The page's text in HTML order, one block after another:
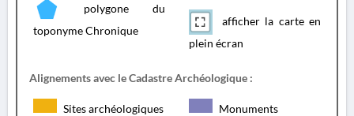
polygone du
toponyme Chronique
afficher la carte en
plein écran
Alignements avec le Cadastre Archéologique :
Sites archéologiques Monuments